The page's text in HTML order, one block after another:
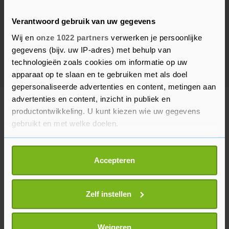
Verantwoord gebruik van uw gegevens
Wij en onze 1022 partners verwerken je persoonlijke
gegevens (bijv. uw IP-adres) met behulp van
technologieën zoals cookies om informatie op uw
apparaat op te slaan en te gebruiken met als doel
gepersonaliseerde advertenties en content, metingen aan
advertenties en content, inzicht in publiek en
productontwikkeling. U kunt kiezen wie uw gegevens
gebruikt en met welke doelen.
Als u het toestaat, willen we ook graag:
Informatie verzamelen over uw geografische
locatie, die tot een paar meter nauwkeurig kan zijn
scannen op specifieke eigenschappen (fingerprinting)
Lees meer over hoe uw persoonlijke gegevens worden
verwerkt en stel uw voorkeuren in het
Accepteren
Zelf instellen
Weigeren
HV ZEELAND